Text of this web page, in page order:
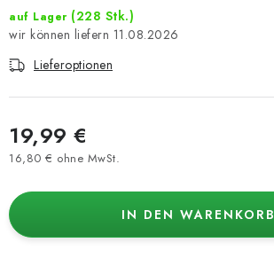
auf Lager (228 Stk.)
11.08.2026
Lieferoptionen
19,99 €
16,80 € ohne MwSt.
IN DEN WARENKORB